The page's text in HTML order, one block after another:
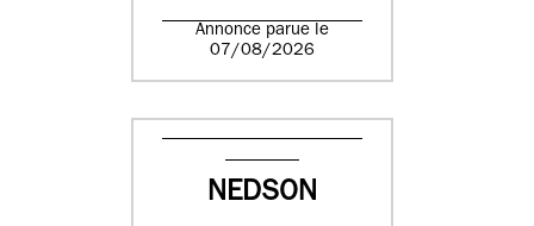
Annonce parue le
07/08/2026
NEDSON